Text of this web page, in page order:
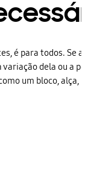
é para todos. Se
dela ou a
um bloco, alça,